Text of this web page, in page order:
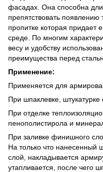
фасадах. Она способна
препятствовать
пропитке которая придает
среде. По многим
весу и удобству
преимущества перед
Применение:
Применяется для
При шпаклевке, штукатурке
При отделке
пенополистирола и
При заливке финишного
На только что нанесенный
слой, накладывается
утапливается, после чего